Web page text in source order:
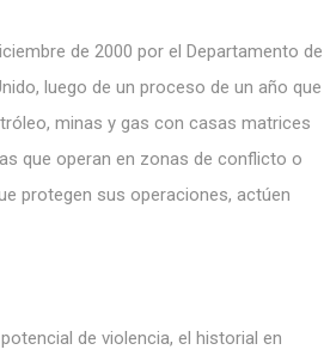
de 2000 por el Departamento de
luego de un proceso de un año que
minas y gas con casas matrices
que operan en zonas de conflicto o
protegen sus operaciones, actúen
de violencia, el historial en